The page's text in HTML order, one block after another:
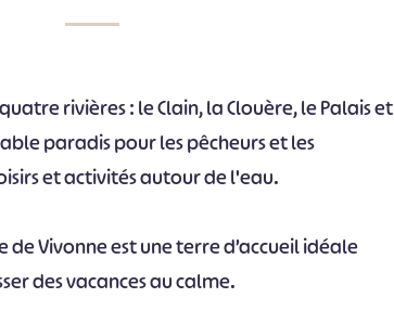
rivières : le Clain, la Clouère, le Palais et
paradis pour les pêcheurs et les
et activités autour de l'eau.
de Vivonne est une terre d’accueil idéale
des vacances au calme.